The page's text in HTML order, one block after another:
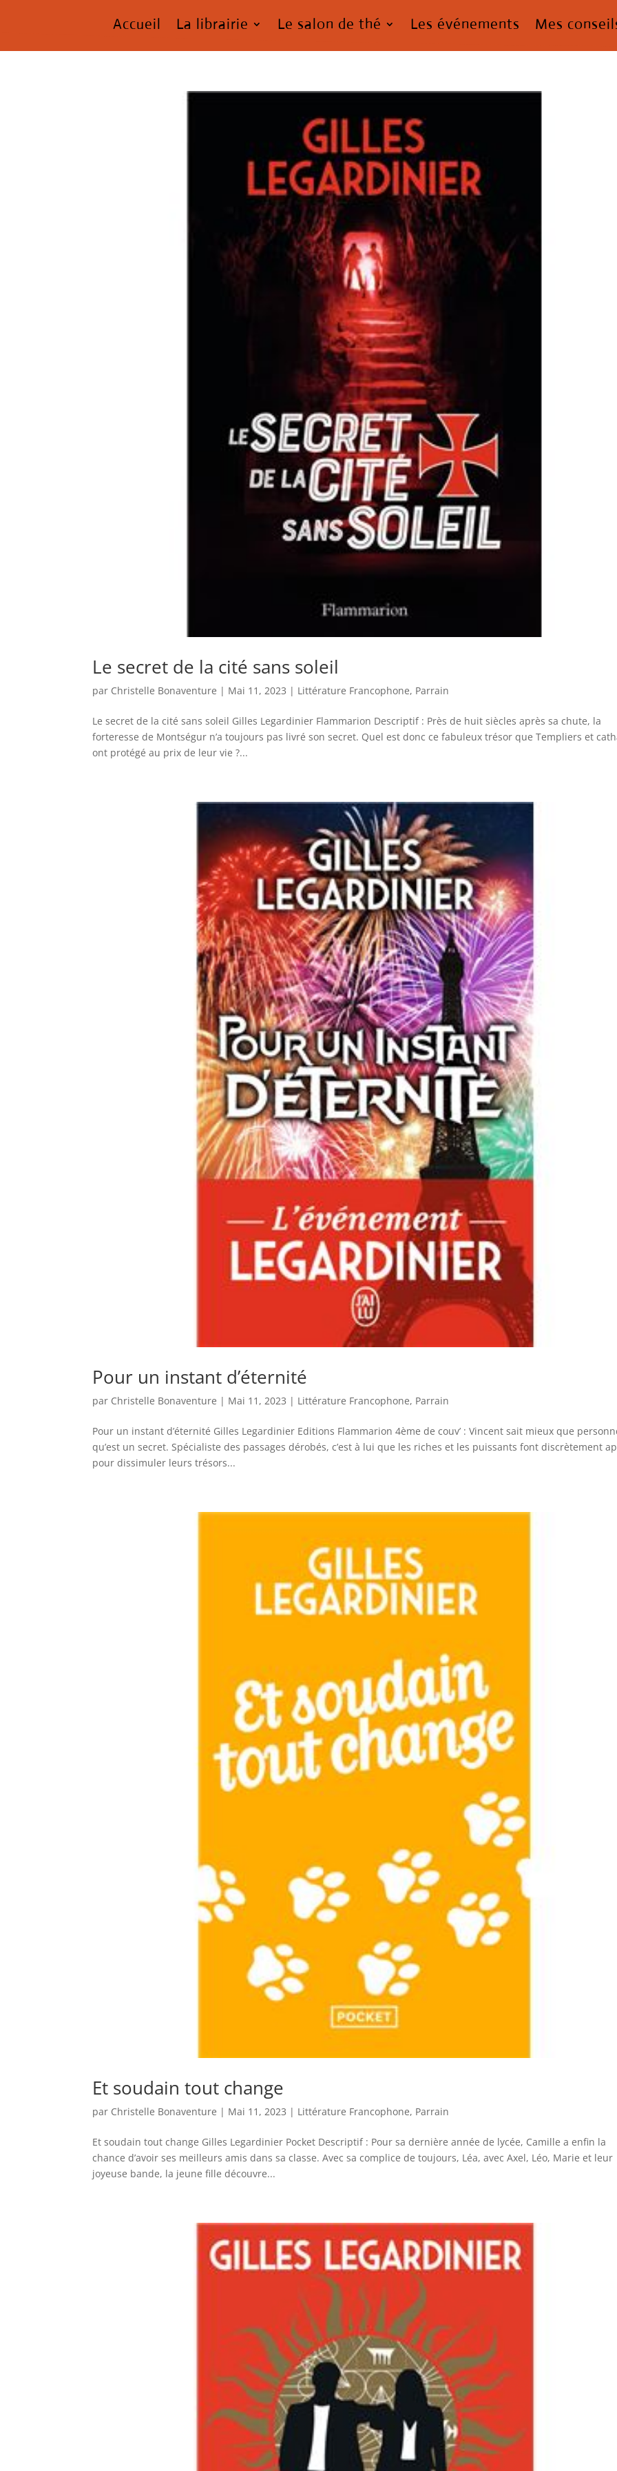
Accueil La librairie Le salon de thé Les événements Mes
Le secret de la cité sans soleil
par Christelle Bonaventure | Mai 11, 2023 | Littérature Francophone, Parrain
Le secret de la cité sans soleil Gilles Legardinier Flammarion Descriptif : Près de huit siècles après sa chute, la
forteresse de Montségur n’a toujours pas livré son secret. Quel est donc ce fabuleux trésor que Templiers et
ont protégé au prix de leur vie ?...
Pour un instant d’éternité
par Christelle Bonaventure | Mai 11, 2023 | Littérature Francophone, Parrain
Pour un instant d’éternité Gilles Legardinier Editions Flammarion 4ème de couv’ : Vincent sait mieux que
qu’est un secret. Spécialiste des passages dérobés, c’est à lui que les riches et les puissants font discrètement
pour dissimuler leurs trésors...
Et soudain tout change
par Christelle Bonaventure | Mai 11, 2023 | Littérature Francophone, Parrain
Et soudain tout change Gilles Legardinier Pocket Descriptif : Pour sa dernière année de lycée, Camille a enfin la
chance d’avoir ses meilleurs amis dans sa classe. Avec sa complice de toujours, Léa, avec Axel, Léo, Marie et leur
joyeuse bande, la jeune fille découvre...